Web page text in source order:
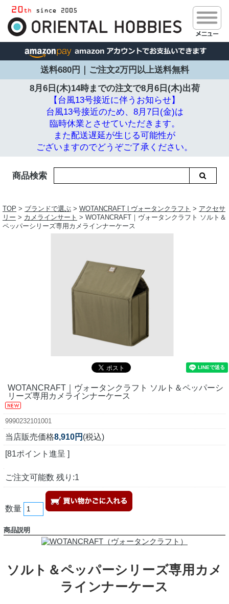
送料680円｜ご注文2万円以上送料無料
8月6日(木)14時までの注文で8月6日(木)出荷
【台風13号接近に伴うお知らせ】
台風13号接近のため、8月7日(金)は
臨時休業とさせていただきます。
また配送遅延が生じる可能性が
ございますのでどうぞご了承ください。
商品検索
TOP > ブランドで選ぶ > WOTANCRAFT | ヴォータンクラフト > アクセサ
リー > カメラインサート > WOTANCRAFT｜ヴォータンクラフト ソルト＆
ペッパーシリーズ専用カメラインナーケース
WOTANCRAFT｜ヴォータンクラフト ソルト＆ペッパーシ
リーズ専用カメラインナーケース
9990232101001
当店販売価格8,910円 (税込)
[81ポイント進呈 ]
ご注文可能数 残り:1
数量
商品説明
ソルト＆ペッパーシリーズ専用カメ
ラインナーケース